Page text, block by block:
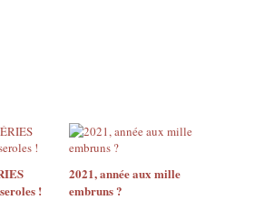
!
2021, année aux mille
embruns ?